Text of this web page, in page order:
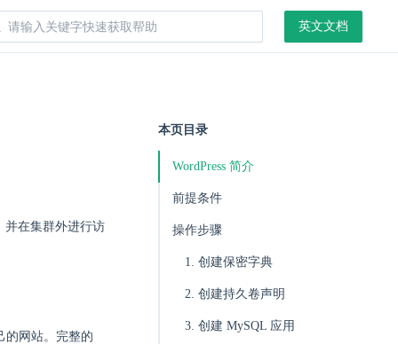
英文文档
并在集群外进行访
的网站。完整的
本页目录
WordPress 简介
前提条件
操作步骤
1. 创建保密字典
2. 创建持久卷声明
3. 创建 MySQL 应用